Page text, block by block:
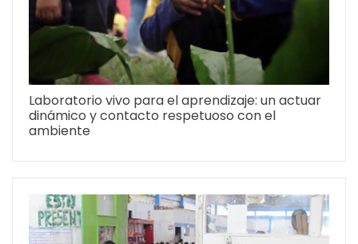
Laboratorio vivo para el aprendizaje: un actuar
dinámico y contacto respetuoso con el
ambiente